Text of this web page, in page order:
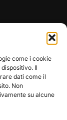
come i cookie
Il
dati come il
Non
su alcune